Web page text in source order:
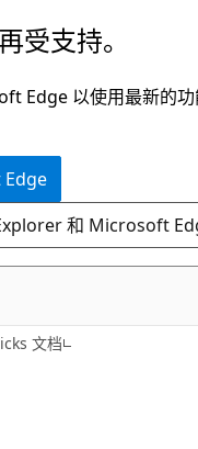
受支持。
Edge 以使用最新的
和 Microsoft
文档